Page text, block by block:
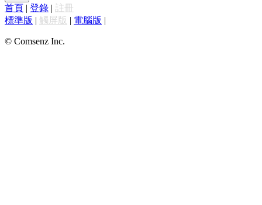
首頁 | 登錄 | 註冊
標準版 | 觸屏版 | 電腦版 |
© Comsenz Inc.